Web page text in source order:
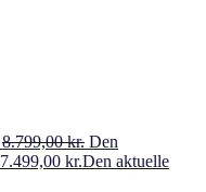
8.799,00kr. Den
7.499,00 kr.Den aktuelle